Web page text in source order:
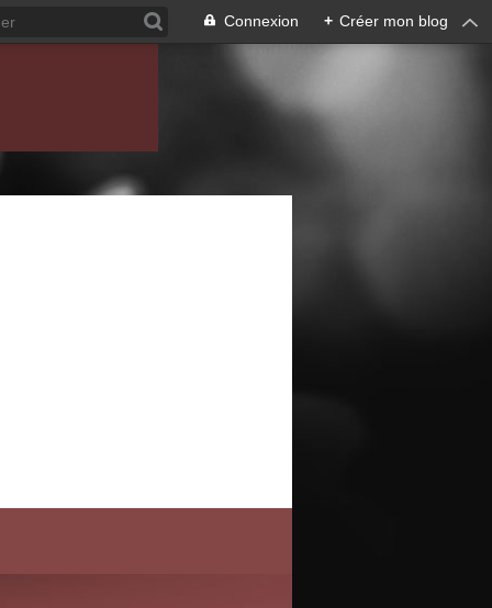
Connexion + Créer mon blog